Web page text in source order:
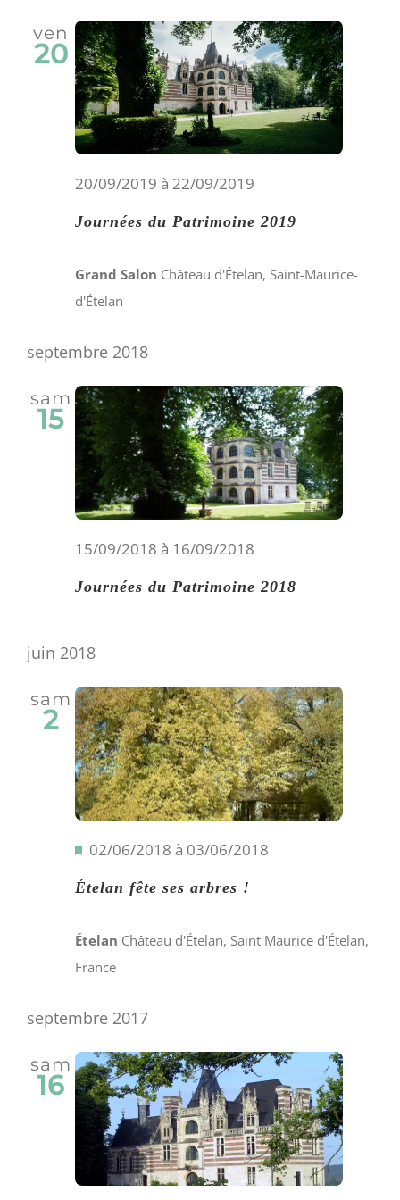
de
vues
ven
20
Journées du Patrimoine 2019
20/09/2019 à 22/09/2019
Grand Salon Château d'Ételan, Saint-Maurice-
d'Ételan
septembre 2018
sam
15
Journées du Patrimoine 2018
15/09/2018 à 16/09/2018
juin 2018
sam
2
Ételan fête ses arbres !
Mis
en
02/06/2018 à 03/06/2018
Ételan Château d'Ételan, Saint Maurice d'Ételan,
France
septembre 2017
sam
16